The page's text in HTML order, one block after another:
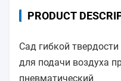
PRODUCT
Сад гибкой
для подачи воздуха
пневматический